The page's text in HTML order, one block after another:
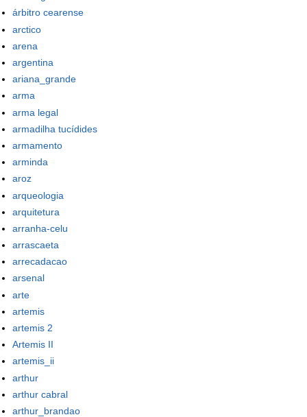
árbitro cearense
arctico
arena
argentina
ariana_grande
arma
arma legal
armadilha tucídides
armamento
arminda
aroz
arqueologia
arquitetura
arranha-celu
arrascaeta
arrecadacao
arsenal
arte
artemis
artemis 2
Artemis II
artemis_ii
arthur
arthur cabral
arthur_brandao